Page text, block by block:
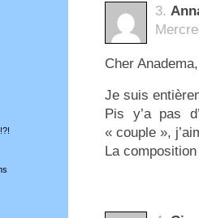
3.
Cher Anadema,
Je suis
Pis y’a pas
« couple »,
La